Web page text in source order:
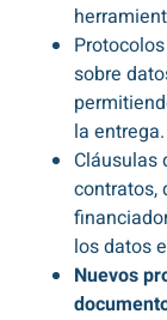
sobre
la entrega.
Cláusulas
contratos,
los datos
Nuevos